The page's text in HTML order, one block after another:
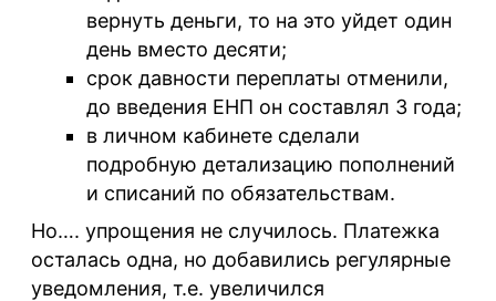
вернуть деньги, то на это уйдет один
день вместо десяти;
срок давности переплаты отменили,
до введения ЕНП он составлял 3 года;
в личном кабинете сделали
подробную детализацию пополнений
и списаний по обязательствам.
Но…. упрощения не случилось. Платежка
осталась одна, но добавились регулярные
уведомления, т.е. увеличился